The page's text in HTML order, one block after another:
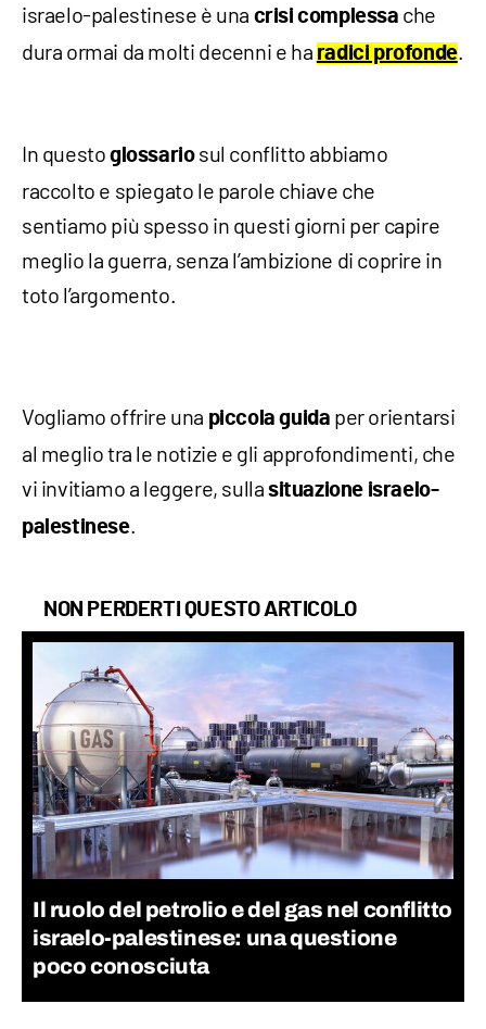
israelo-palestinese è una crisi complessa che
dura ormai da molti decenni e ha radici profonde.
In questo glossariosul conflitto abbiamo
raccolto e spiegato le parole chiave che
sentiamo più spesso in questi giorni per capire
meglio la guerra, senza l’ambizione di coprire in
toto l’argomento.
Vogliamo offrire una piccola guida per orientarsi
al meglio tra le notizie e gli approfondimenti, che
vi invitiamo a leggere, sullasituazione israelo-
palestinese.
NON PERDERTI QUESTO ARTICOLO
Il ruolo del petrolio e del gas nel conflitto
israelo-palestinese: una questione
poco conosciuta